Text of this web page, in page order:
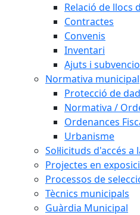
Relació de llocs
Contractes
Convenis
Inventari
Ajuts i
Normativa municipal
Protecció de
Normativa /
Ordenances
Urbanisme
Sol·licituds d'accés
Projectes en
Processos de
Tècnics municipals
Guàrdia Municipal